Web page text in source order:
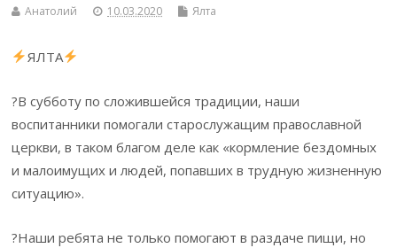
Анатолий 10.03.2020 Ялта
ЯЛТА
?В субботу по сложившейся традиции, наши
воспитанники помогали старослужащим православной
церкви, в таком благом деле как «кормление бездомных
и малоимущих и людей, попавших в трудную жизненную
ситуацию».
?Наши ребята не только помогают в раздаче пищи, но